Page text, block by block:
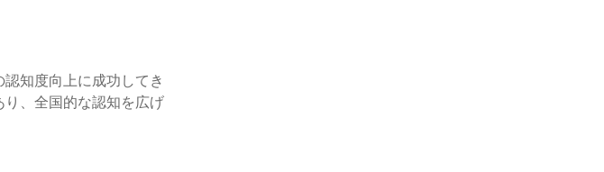
知度向上に成功してき
、全国的な認知を広げ